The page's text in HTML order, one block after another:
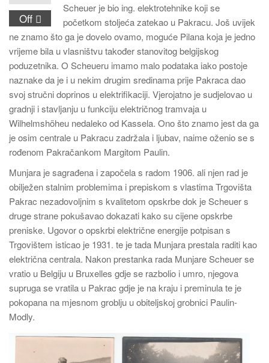
Off
Scheuer je bio ing. elektrotehnike koji se
početkom stoljeća zatekao u Pakracu. Još uvijek
ne znamo što ga je dovelo ovamo, moguće Pilana koja je jedno
vrijeme bila u vlasništvu također stanovitog belgijskog
poduzetnika. O Scheueru imamo malo podataka iako postoje
naznake da je i u nekim drugim sredinama prije Pakraca dao
svoj stručni doprinos u elektrifikaciji. Vjerojatno je sudjelovao u
gradnji i stavljanju u funkciju električnog tramvaja u
Wilhelmshöheu nedaleko od Kassela. Ono što znamo jest da ga
je osim centrale u Pakracu zadržala i ljubav, naime oženio se s
rođenom Pakračankom Margitom Paulin.
Munjara je sagrađena i započela s radom 1906. ali njen rad je
obilježen stalnim problemima i prepiskom s vlastima Trgovišta
Pakrac nezadovoljnim s kvalitetom opskrbe dok je Scheuer s
druge strane pokušavao dokazati kako su cijene opskrbe
preniske. Ugovor o opskrbi električne energije potpisan s
Trgovištem isticao je 1931. te je tada Munjara prestala raditi kao
električna centrala. Nakon prestanka rada Munjare Scheuer se
vratio u Belgiju u Bruxelles gdje se razbolio i umro, njegova
supruga se vratila u Pakrac gdje je na kraju i preminula te je
pokopana na mjesnom groblju u obiteljskoj grobnici Paulin-
Modly.